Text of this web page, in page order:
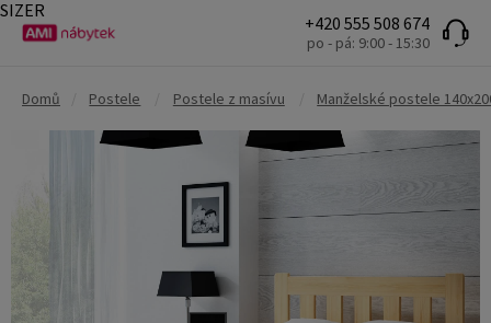
+420 555 508 674
po - pá: 9:00 - 15:30
Domů Postele Postele z masívu Manželské postele
SIZER